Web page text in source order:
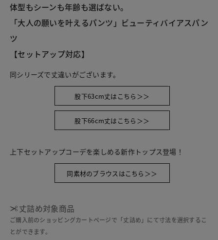
体型もシーンも年齢も選ばない。
「大人の願いを叶えるパンツ」ビューティバイアスパン
ツ
【セットアップ対応】
同シリーズで丈違いがございます。
股下63cm丈はこちら＞＞
股下66cm丈はこちら＞＞
上下セットアップコーデを楽しめる新作トップス登場！
同素材のブラウスはこちら＞＞
丈詰め対象商品
ご購入前のショッピングカートページで「丈詰め」にて寸法を選択するこ
とができます。
LINE X